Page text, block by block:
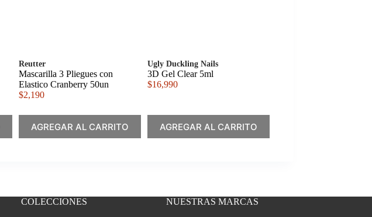
Reutter
Mascarilla 3 Pliegues con
Elastico Cranberry 50un
$2,190
AGREGAR AL CARRITO
Ugly Duckling Nails
3D Gel Clear 5ml
$16,990
AGREGAR AL CARRITO
COLECCIONES
NUESTRAS MARCAS